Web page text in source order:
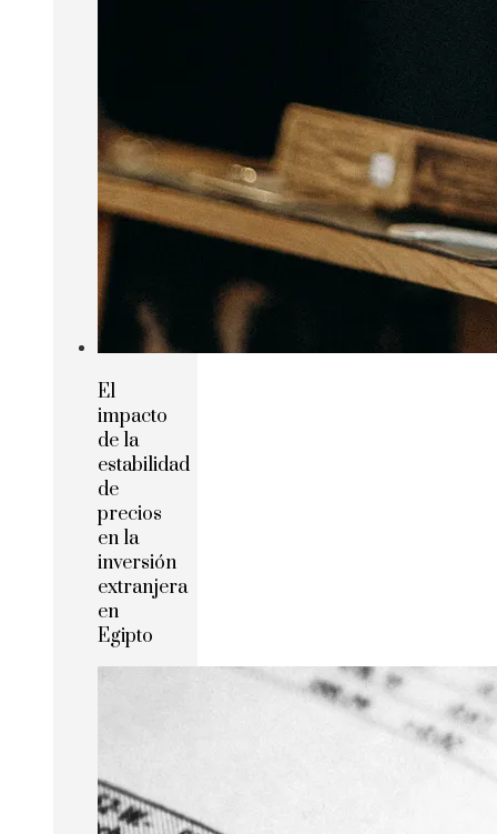
El
impacto
de la
estabilidad
de
precios
en la
inversión
extranjera
en
Egipto